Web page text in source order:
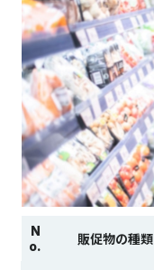
N
o.
販促物の種類